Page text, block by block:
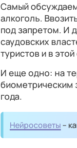
Самый
алкоголь.
под запретом. И
саудовских
туристов и в
И еще одно: на
биометрическим
года.
Нейросоветы –